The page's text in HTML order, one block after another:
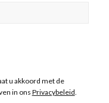
u akkoord met de
in ons Privacybeleid